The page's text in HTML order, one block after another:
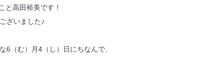
と高田裕美です！
ざいました♪
6（む）月4（し）日にちなんで、